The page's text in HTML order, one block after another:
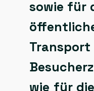
sowie für
wie für